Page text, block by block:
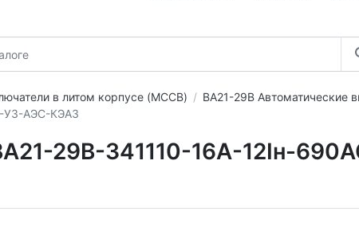
в литом корпусе (MCCB)
ВА21-29В Автоматические
У3-АЭС-КЭАЗ
29В-341110-16А-12Iн-